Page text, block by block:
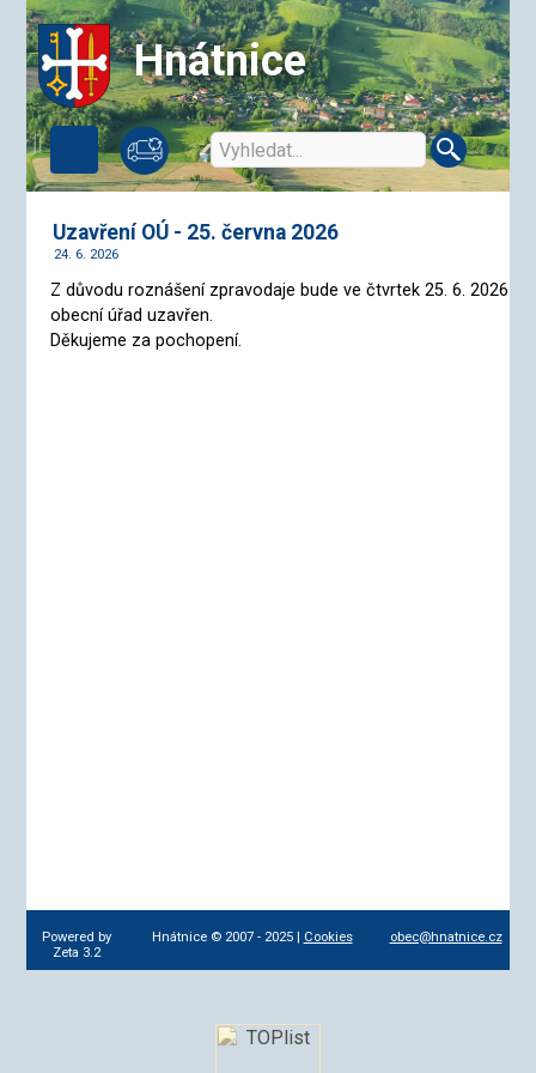
Hnátnice
Uzavření OÚ - 25. června 2026
24. 6. 2026
Z důvodu roznášení zpravodaje bude ve čtvrtek 25. 6. 2026
obecní úřad uzavřen.
Děkujeme za pochopení.
Powered by
Zeta 3.2
Hnátnice © 2007 - 2025 | Cookies obec@hnatnice.cz